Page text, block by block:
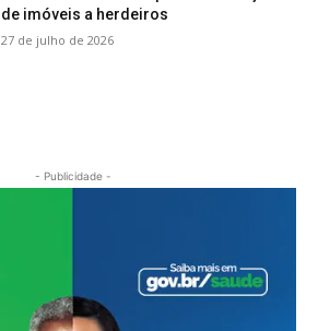
de imóveis a herdeiros
27 de julho de 2026
- Publicidade -